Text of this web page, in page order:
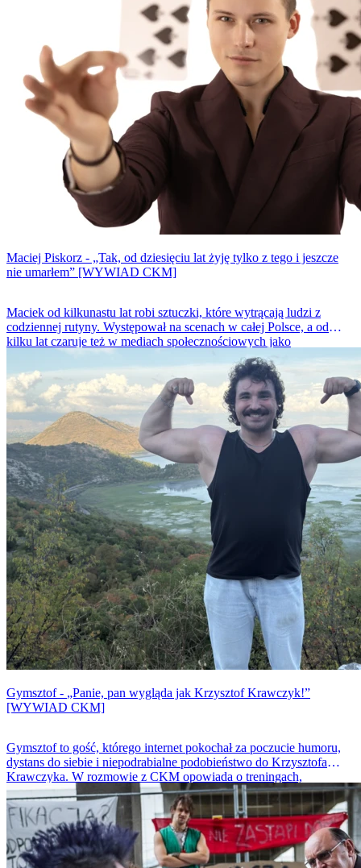
Maciej Piskorz - „Tak, od dziesięciu lat żyję tylko z tego i jeszcze
nie umarłem” [WYWIAD CKM]
Maciek od kilkunastu lat robi sztuczki, które wytrącają ludzi z
codziennej rutyny. Występował na scenach w całej Polsce, a od
kilku lat czaruje też w mediach społecznościowych jako
@poka_sztuczke. Dla CKM opowiada o kulisach pracy iluzjonisty,
o tym, jak reagują ludzie, ile można zarobić w tym zawodzie i
dlaczego czasem magia bywa bardziej realna niż nam się wydaje.
Gymsztof - „Panie, pan wygląda jak Krzysztof Krawczyk!”
[WYWIAD CKM]
Gymsztof to gość, którego internet pokochał za poczucie humoru,
dystans do siebie i niepodrabialne podobieństwo do Krzysztofa
Krawczyka. W rozmowie z CKM opowiada o treningach,
popularności, życiu między social mediami, a siłownią i o tym, jak
to jest być „napakowanym Krzysiem z TikToka”.